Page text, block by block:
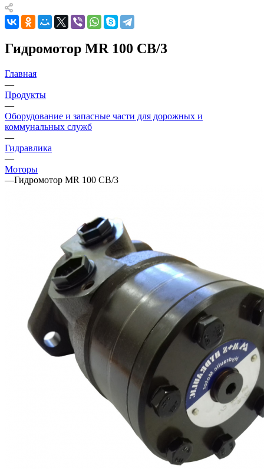
Гидромотор MR 100 CB/3
Главная
—
Продукты
—
Оборудование и запасные части для дорожных и
коммунальных служб
—
Гидравлика
—
Моторы
—Гидромотор MR 100 CB/3